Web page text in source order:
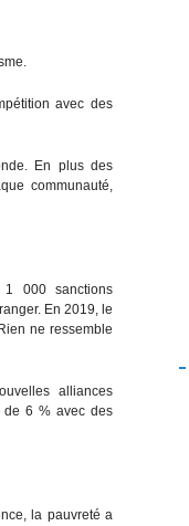
avec des
En plus des
communauté,
000 sanctions
En 2019, le
ne ressemble
alliances
de 6 % avec des
la pauvreté a